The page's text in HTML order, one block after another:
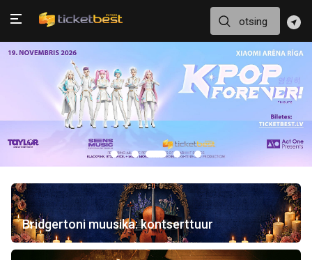
Bridgertoni muusika: kontserttuur